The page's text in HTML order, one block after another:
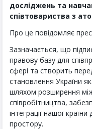
досліджень та
співтовариства з
Про це повідомляє
Зазначається, що
правову базу для
сфері та створить
становлення України
шляхом розширення
співробітництва,
інтеграції нашої
простору.